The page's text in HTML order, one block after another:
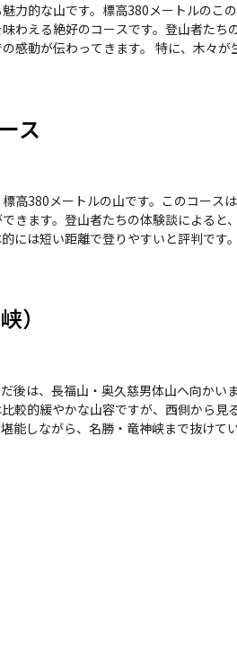
力的な山です。標高380メートルのこ
わえる絶好のコースです。登山者たち
木々が生い茂る中での稜線歩きは、
山の疲れを癒してくれることでしょう。 こ
を提供してくれる場所です。登山者
ス
高380メートルの山です。このコース
きます。登山者たちの体験談によると
りやすいと評判です。 登山中は、木漏れ日が差し
観を提供します。ただし、急登が続
良いでしょう。全体として、鷲の巣
）
は、長福山・奥久慈男体山へ向かい
較的緩やかな山容ですが、西側から見
ら、名勝・竜神峡まで抜けていきましょう
山道ではなく、地域に点在する魅力あ
なぐ壮大な旅の第一歩を、ぜひ一緒に